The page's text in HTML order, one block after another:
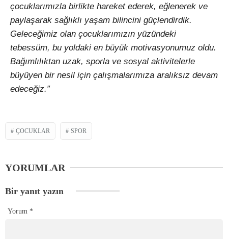
çocuklarımızla birlikte hareket ederek, eğlenerek ve
paylaşarak sağlıklı yaşam bilincini güçlendirdik.
Geleceğimiz olan çocuklarımızın yüzündeki
tebessüm, bu yoldaki en büyük motivasyonumuz oldu.
Bağımlılıktan uzak, sporla ve sosyal aktivitelerle
büyüyen bir nesil için çalışmalarımıza aralıksız devam
edeceğiz.”
ÇOCUKLAR SPOR
YORUMLAR
Bir yanıt yazın
Yorum *